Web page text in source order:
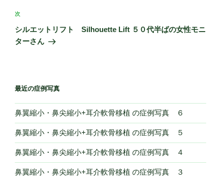
ゲ
ー
シ
稿
次
の
投
次
シルエットリフト Silhouette Lift ５０代半ばの女性モニ
ターさん
最近の症例写真
鼻翼縮小・鼻尖縮小+耳介軟骨移植 の症例写真 ６
鼻翼縮小・鼻尖縮小+耳介軟骨移植 の症例写真 ５
鼻翼縮小・鼻尖縮小+耳介軟骨移植 の症例写真 ４
鼻翼縮小・鼻尖縮小+耳介軟骨移植 の症例写真 ３